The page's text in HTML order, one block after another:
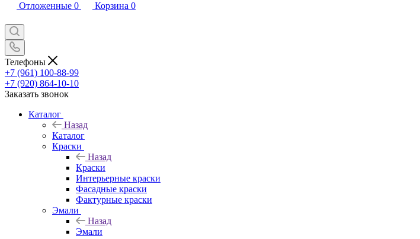
Отложенные 0 Корзина 0
Телефоны
+7 (961) 100-88-99
+7 (920) 864-10-10
Заказать звонок
Каталог
Назад
Каталог
Краски
Назад
Краски
Интерьерные краски
Фасадные краски
Фактурные краски
Эмали
Назад
Эмали